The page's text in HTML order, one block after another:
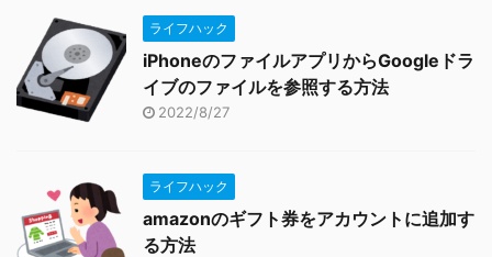
ライフハック
iPhoneのファイルアプリからGoogleドラ
イブのファイルを参照する方法
2022/8/27
ライフハック
amazonのギフト券をアカウントに追加す
る方法